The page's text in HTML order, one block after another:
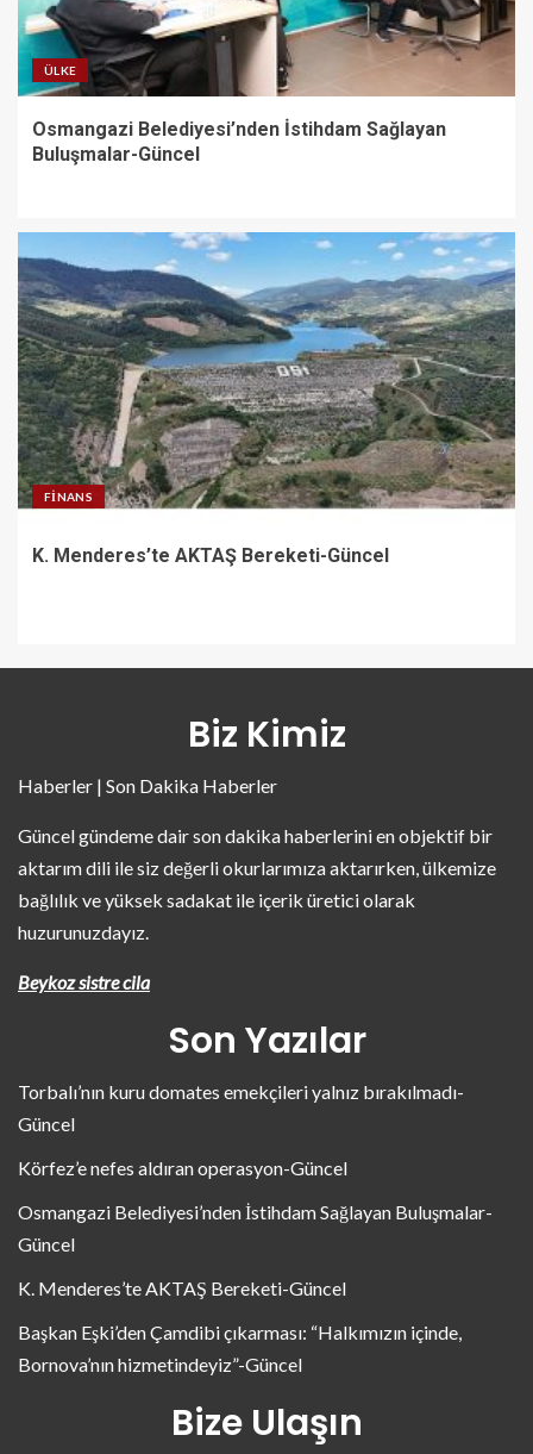
ÜLKE
Osmangazi Belediyesi’nden İstihdam Sağlayan
Buluşmalar-Güncel
FINANS
K. Menderes’te AKTAŞ Bereketi-Güncel
Biz Kimiz
Haberler | Son Dakika Haberler
Güncel gündeme dair son dakika haberlerini en objektif bir
aktarım dili ile siz değerli okurlarımıza aktarırken, ülkemize
bağlılık ve yüksek sadakat ile içerik üretici olarak
huzurunuzdayız.
Beykoz sistre cila
Son Yazılar
Torbalı’nın kuru domates emekçileri yalnız bırakılmadı-
Güncel
Körfez’e nefes aldıran operasyon-Güncel
Osmangazi Belediyesi’nden İstihdam Sağlayan Buluşmalar-
Güncel
K. Menderes’te AKTAŞ Bereketi-Güncel
Başkan Eşki’den Çamdibi çıkarması: “Halkımızın içinde,
Bornova’nın hizmetindeyiz”-Güncel
Bize Ulaşın